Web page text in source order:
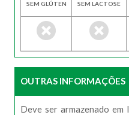
SEM GLÚTEN SEM LACTOSE
OUTRAS INFORMAÇÕES
Deve ser armazenado